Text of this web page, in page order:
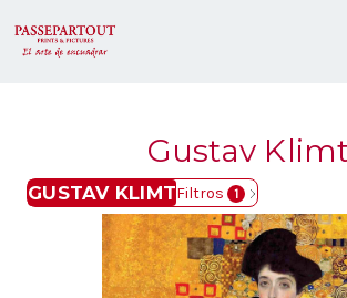
Gustav
GUSTAV KLIMTFiltros 1